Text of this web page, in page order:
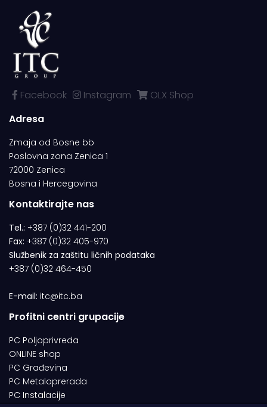
Facebook Instagram
OLX Shop
Adresa
Zmaja od Bosne bb
Poslovna zona Zenica 1
72000 Zenica
Bosna i Hercegovina
Kontaktirajte nas
Tel.: +387 (0)32 441-200
Fax: +387 (0)32 405-970
Službenik za zaštitu ličnih podataka
+387 (0)32 464-450
E-mail: itc@itc.ba
Profitni centri grupacije
PC Poljoprivreda
ONLINE shop
PC Građevina
PC Metaloprerada
PC Instalacije